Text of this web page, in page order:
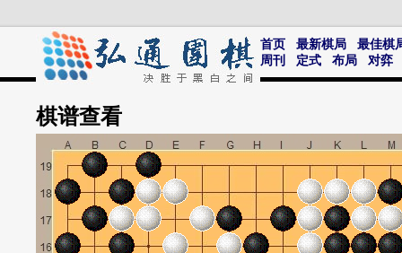
首页 最新棋局
最佳棋
周刊
定式 布局 对弈
棋谱查看